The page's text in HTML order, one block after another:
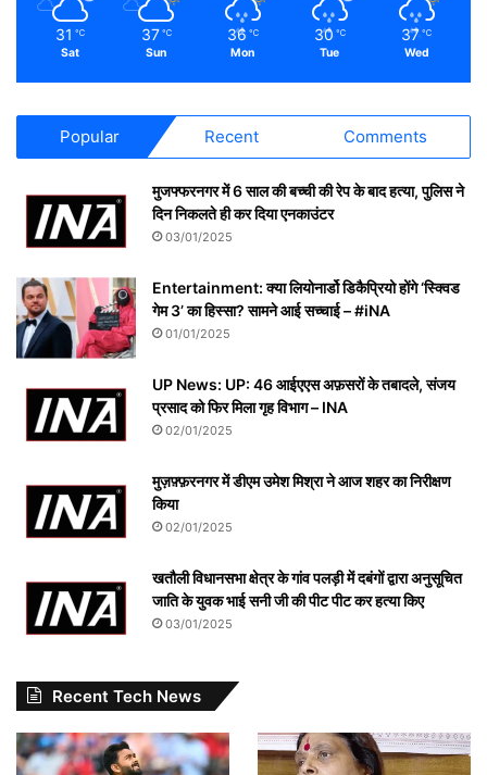
31 ℃
Sat
37 ℃
Sun
36 ℃
Mon
30 ℃
Tue
37 ℃
Wed
Popular Recent Comments
मुजफ्फरनगर में 6 साल की बच्ची की रेप के बाद हत्या, पुलिस ने
दिन निकलते ही कर दिया एनकाउंटर
03/01/2025
Entertainment: क्या लियोनार्डो डिकैप्रियो होंगे ‘स्क्विड
गेम 3’ का हिस्सा? सामने आई सच्चाई – #iNA
01/01/2025
UP News: UP: 46 आईएएस अफ़सरों के तबादले, संजय
प्रसाद को फिर मिला गृह विभाग – INA
02/01/2025
मुज़फ़्फ़रनगर में डीएम उमेश मिश्रा ने आज शहर का निरीक्षण
किया
02/01/2025
खतौली विधानसभा क्षेत्र के गांव पलड़ी में दबंगों द्वारा अनुसूचित
जाति के युवक भाई सनी जी की पीट पीट कर हत्या किए
03/01/2025
Recent Tech News